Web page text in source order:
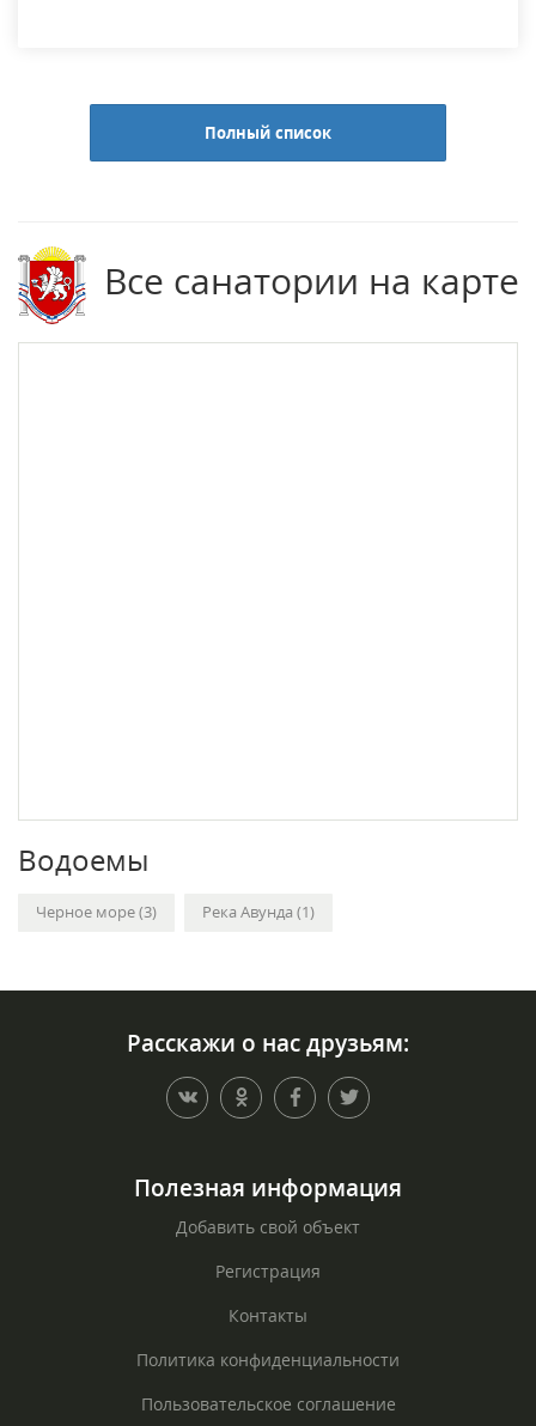
Полный список
Все санатории на карте
Водоемы
Черное море (3) Река Авунда (1)
Расскажи о нас друзьям:
Полезная информация
Добавить свой объект
Регистрация
Контакты
Политика конфиденциальности
Пользовательское соглашение